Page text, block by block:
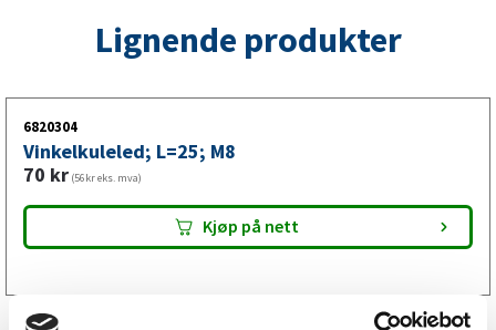
Lignende produkter
6820304
Vinkelkuleled; L=25; M8
70 kr (56kr eks. mva)
Kjøp på nett